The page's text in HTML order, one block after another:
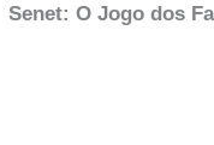
Senet: O Jogo dos